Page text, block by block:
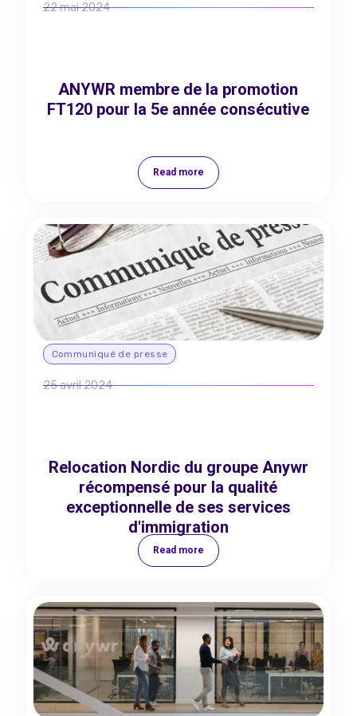
22 mai 2024
ANYWR membre de la promotion
FT120 pour la 5e année consécutive
Read more
Communiqué de presse
25 avril 2024
Relocation Nordic du groupe Anywr
récompensé pour la qualité
exceptionnelle de ses services
d'immigration
Read more